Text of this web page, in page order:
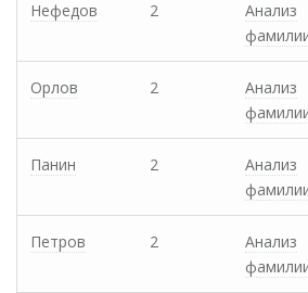
Нефедов 2
Анализ
Орлов 2
Анализ
Панин 2
Анализ
Петров 2
Анализ